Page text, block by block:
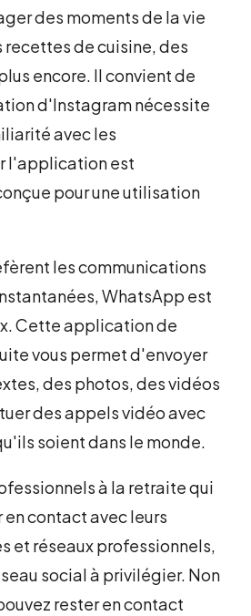
des moments de la vie
de cuisine, des
encore. Il convient de
d'Instagram nécessite
avec les
l'application est
pour une utilisation
les communications
WhatsApp est
Cette application de
vous permet d'envoyer
des photos, des vidéos
des appels vidéo avec
soient dans le monde.
à la retraite qui
contact avec leurs
et réseaux professionnels,
social à privilégier. Non
rester en contact